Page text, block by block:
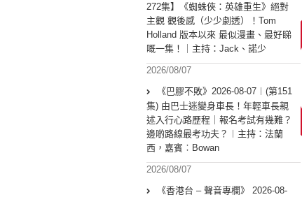
272集】《蜘蛛俠：英雄重生》絕對
主觀 觀後感（少少劇透）！Tom
Holland 版本以來 最似漫畫、最好睇
嘅一集！｜主持：Jack、諾少
2026/08/07
《巴膠不敗》2026-08-07︱(第151
集) 由巴士迷變身車長！年輕車長親
述入行心路歷程｜報名考試有幾難？
邊啲路線最考功夫？︱主持：法蘭
西，嘉賓︰Bowan
2026/08/07
《香港台 – 聲音專欄》 2026-08-